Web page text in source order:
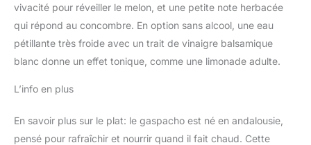
vivacité pour réveiller le melon, et une petite note herbacée
qui répond au concombre. En option sans alcool, une eau
pétillante très froide avec un trait de vinaigre balsamique
blanc donne un effet tonique, comme une limonade adulte.
L’info en plus
En savoir plus sur le plat: le gaspacho est né en andalousie,
pensé pour rafraîchir et nourrir quand il fait chaud. Cette